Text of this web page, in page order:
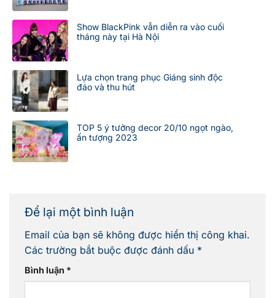
Show BlackPink vẫn diễn ra vào cuối
tháng này tại Hà Nội
Lựa chọn trang phục Giáng sinh độc
đáo và thu hút
TOP 5 ý tưởng decor 20/10 ngọt ngào,
ấn tượng 2023
Để lại một bình luận
Email của bạn sẽ không được hiển thị công khai.
Các trường bắt buộc được đánh dấu *
Bình luận *